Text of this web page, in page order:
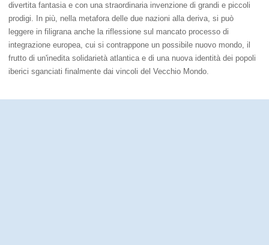
divertita fantasia e con una straordinaria invenzione di grandi e piccoli
prodigi. In più, nella metafora delle due nazioni alla deriva, si può
leggere in filigrana anche la riflessione sul mancato processo di
integrazione europea, cui si contrappone un possibile nuovo mondo, il
frutto di un'inedita solidarietà atlantica e di una nuova identità dei popoli
iberici sganciati finalmente dai vincoli del Vecchio Mondo.